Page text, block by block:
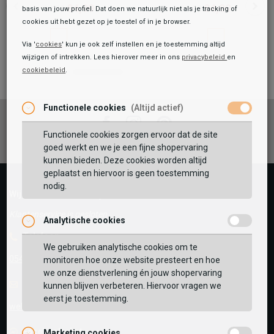
Jasmin 07
109,99
89,99
Maat:
TOEVOEGEN AAN WINKELTAS
GEBRUIK MIJN LOCATIE
Zoek op postcode of gebruik jouw locatie om de
voorraad in een van onze winkels te bekijken.
99,9984,99 99,99 84,99
Toegevoegd aan je winkeltas!
BEKIJK WINKELTAS
VERDER WINKELEN
Vaak samen gekocht met
FacebookInstagramPinterest
Wij helpen je graag!
Klantenservice is gesloten
Telefoon
0545-280081
E-mail Antwoord binnen 24 uur
webshop@schuurman-schoenen.nl
Facebook chat
basis van jouw profiel. Dat doen we natuurlijk niet als je tracking of
cookies uit hebt gezet op je toestel of in je browser.
Via 'cookies' kun je ook zelf instellen en je toestemming altijd
wijzigen of intrekken. Lees hierover meer in ons privacybeleid en
cookiebeleid.
Functionele cookies (Altijd actief)
Functionele cookies zorgen ervoor dat de site
goed werkt en we je een fijne shopervaring
kunnen bieden. Deze cookies worden altijd
geplaatst en hiervoor is geen toestemming
nodig.
Analytische cookies
We gebruiken analytische cookies om te
monitoren hoe onze website presteert en hoe
we onze dienstverlening én jouw shopervaring
kunnen blijven verbeteren. Hiervoor vragen we
eerst je toestemming.